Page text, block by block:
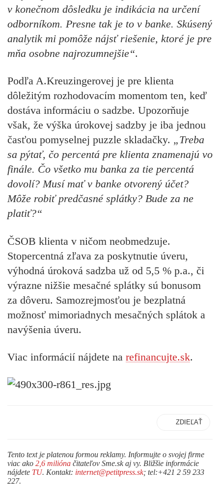
v konečnom dôsledku je indikácia na určení
odborníkom. Presne tak je to v banke. Skúsený
analytik mi pomôže nájsť riešenie, ktoré je pre
mňa osobne najrozumnejšie“.
Podľa A.Kreuzingerovej je pre klienta
dôležitým rozhodovacím momentom ten, keď
dostáva informáciu o sadzbe. Upozorňuje
však, že výška úrokovej sadzby je iba jednou
časťou pomyselnej puzzle skladačky. „Treba
sa pýtať, čo percentá pre klienta znamenajú vo
finále. Čo všetko mu banka za tie percentá
dovolí? Musí mať v banke otvorený účet?
Môže robiť predčasné splátky? Bude za ne
platiť?“
ČSOB klienta v ničom neobmedzuje.
Stopercentná zľava za poskytnutie úveru,
výhodná úroková sadzba už od 5,5 % p.a., či
výrazne nižšie mesačné splátky sú bonusom
za dôveru. Samozrejmosťou je bezplatná
možnosť mimoriadnych mesačných splátok a
navýšenia úveru.
Viac informácií nájdete na refinancujte.sk.
ZDIEĽAŤ
Tento text je platenou formou reklamy. Informujte o svojej firme
viac ako 2,6 milióna čitateľov Sme.sk aj vy. Bližšie informácie
nájdete TU. Kontakt: internet@petitpress.sk; tel:+421 2 59 233
227.